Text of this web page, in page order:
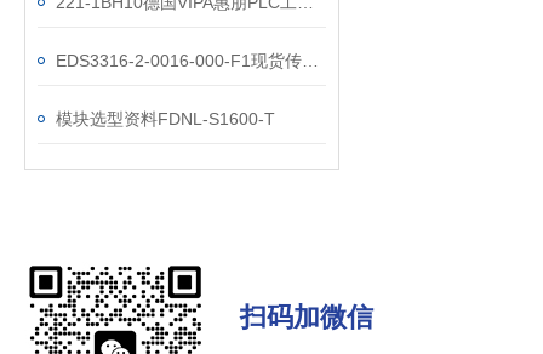
模块选型资料FDNL-S1600-T
扫码加微信